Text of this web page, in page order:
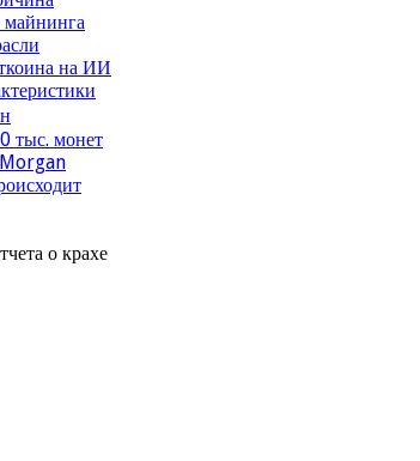
майнинга
на ИИ
тыс. монет
о крахе